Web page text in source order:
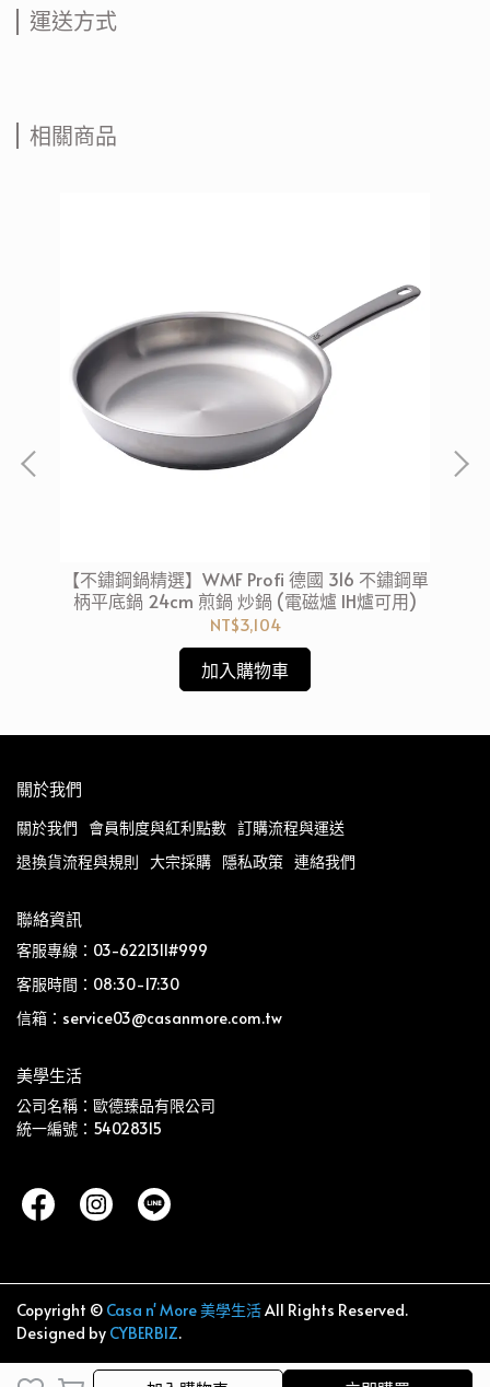
加入購物車
運送方式
相關商品
【不鏽鋼鍋精選】WMF Profi 德國 316 不鏽鋼單
柄平底鍋 24cm 煎鍋 炒鍋 (電磁爐 IH爐可用)
NT$3,104
加入購物車
關於我們
關於我們 會員制度與紅利點數 訂購流程與運送
退換貨流程與規則 大宗採購 隱私政策 連絡我們
聯絡資訊
客服專線：03-6221311#999
客服時間：08:30-17:30
信箱：service03@casanmore.com.tw
美學生活
公司名稱：歐德臻品有限公司
統一編號：54028315
Copyright © Casa n' More 美學生活All Rights Reserved.
Designed by CYBERBIZ.